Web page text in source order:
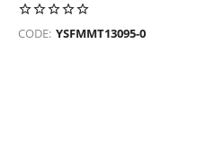
CODE: YSFMMT13095-0